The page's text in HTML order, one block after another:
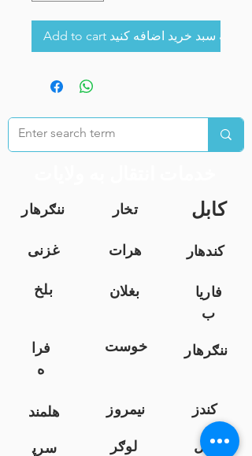
Add to cart به سبد خرید اضافه کنید
ننګرهار تخار کابل
غزنی هرات
کندهار
بلخ
بغلان
فاریا
ب
فرا
ه
خوست ننګرهار
هلمند نیمروز
کندز
سرپ
لوګر زابل